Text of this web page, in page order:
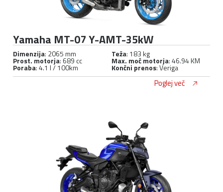
Yamaha MT-07 Y-AMT-35kW
Dimenzija: 2065 mm Teža: 183 kg
Prost. motorja: 689 cc Max. moč motorja: 46.94 KM
Poraba: 4.1 l / 100km Končni prenos: Veriga
Poglej več